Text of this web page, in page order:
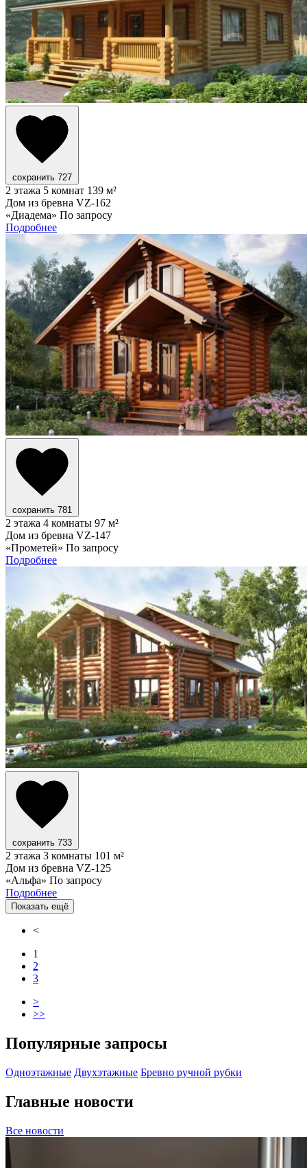
сохранить 727
2 этажа 5 комнат 139 м²
Дом из бревна VZ-162
«Диадема» По запросу
Подробнее
сохранить 781
2 этажа 4 комнаты 97 м²
Дом из бревна VZ-147
«Прометей» По запросу
Подробнее
сохранить 733
2 этажа 3 комнаты 101 м²
Дом из бревна VZ-125
«Альфа» По запросу
Подробнее
Показать ещё
<
1
2
3
>
>>
Популярные запросы
Одноэтажные Двухэтажные Бревно ручной рубки
Главные новости
Все новости